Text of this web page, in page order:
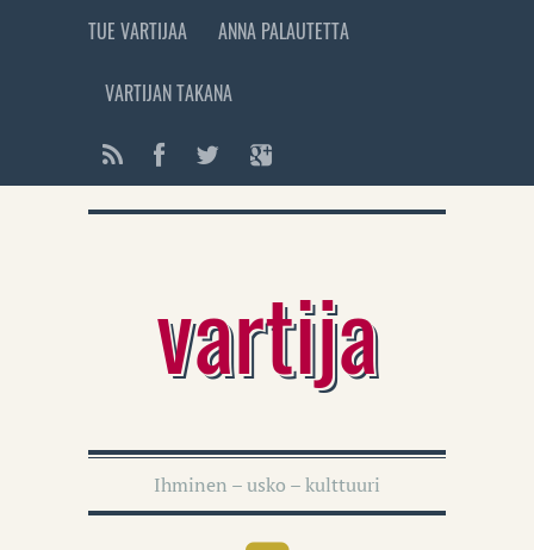
TUE VARTIJAA ANNA PALAUTETTA
VARTIJAN TAKANA
vartija
Ihminen – usko – kulttuuri